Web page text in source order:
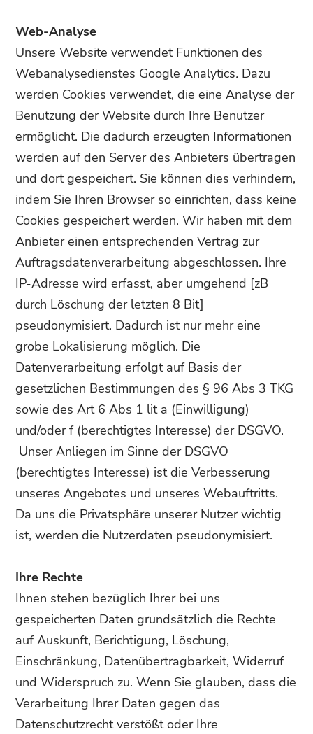
Web-Analyse
Unsere Website verwendet Funktionen des
Webanalysedienstes Google Analytics. Dazu
werden Cookies verwendet, die eine Analyse der
Benutzung der Website durch Ihre Benutzer
ermöglicht. Die dadurch erzeugten Informationen
werden auf den Server des Anbieters übertragen
und dort gespeichert. Sie können dies verhindern,
indem Sie Ihren Browser so einrichten, dass keine
Cookies gespeichert werden. Wir haben mit dem
Anbieter einen entsprechenden Vertrag zur
Auftragsdatenverarbeitung abgeschlossen. Ihre
IP-Adresse wird erfasst, aber umgehend [zB
durch Löschung der letzten 8 Bit]
pseudonymisiert. Dadurch ist nur mehr eine
grobe Lokalisierung möglich. Die
Datenverarbeitung erfolgt auf Basis der
gesetzlichen Bestimmungen des § 96 Abs 3 TKG
sowie des Art 6 Abs 1 lit a (Einwilligung)
und/oder f (berechtigtes Interesse) der DSGVO.
Unser Anliegen im Sinne der DSGVO
(berechtigtes Interesse) ist die Verbesserung
unseres Angebotes und unseres Webauftritts.
Da uns die Privatsphäre unserer Nutzer wichtig
ist, werden die Nutzerdaten pseudonymisiert.
Ihre Rechte
Ihnen stehen bezüglich Ihrer bei uns
gespeicherten Daten grundsätzlich die Rechte
auf Auskunft, Berichtigung, Löschung,
Einschränkung, Datenübertragbarkeit, Widerruf
und Widerspruch zu. Wenn Sie glauben, dass die
Verarbeitung Ihrer Daten gegen das
Datenschutzrecht verstößt oder Ihre